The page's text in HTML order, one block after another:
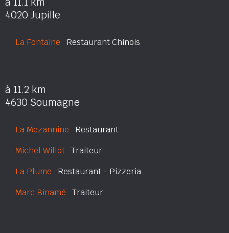
4020 Jupille
La Fontaine Restaurant Chinois
à 11.2 km
4630 Soumagne
La Mezannine Restaurant
Michel Willot Traiteur
La Plume Restaurant - Pizzeria
Marc Binamé Traiteur